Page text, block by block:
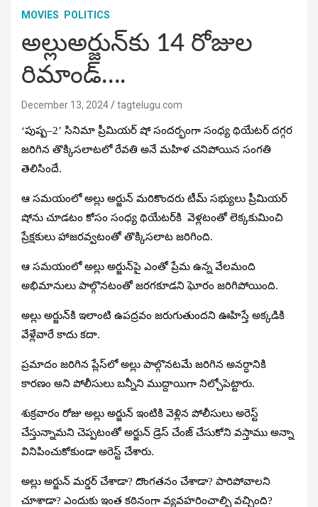
MOVIES POLITICS
అల్లుఅర్జున్‌కు 14 రోజుల
రిమాండ్‌….
December 13, 2024 tagtelugu.com
‘పుష్ప–2’ సినిమా ప్రీమియర్‌ షో సందర్భంగా సంధ్య థియేటర్‌ దగ్గర
జరిగిన తొక్కిసలాటలో రేవతి అనే మహిళ చనిపోయిన సంగతి
తెలిసిందే.
ఆ సమయంలో అల్లు అర్జున్‌ మరికొందరు టీమ్‌ సభ్యులు ప్రీమియర్‌
షోను చూడటం కోసం సంధ్య థియేటర్‌కి వెళ్లటంతో లెక్కకుమించి
ప్రేక్షకులు హాజరవ్వటంతో తొక్కిసలాట జరిగింది.
ఆ సమయంలో అల్లు అర్జున్‌పై ఎంతో ప్రేమ ఉన్న వేలమంది
అభిమానులు పాల్గొనటంతో జరగకూడని ఘోరం జరిగిపోయింది.
అల్లు అర్జున్‌కి ఇలాంటి ఉపద్రవం జరుగుతుందని ఊహిస్తే అక్కడికి
వేళ్లేవారే కాదు కదా.
ప్రమాదం జరిగిన ప్లేస్‌లో అల్లు పాల్గొనటమే జరిగిన అనర్ధానికి
కారణం అని పోలీసులు బన్నీని ముద్దాయిగా నిల్చోపెట్టారు.
శుక్రవారం రోజు అల్లు అర్జున్‌ ఇంటికి వెళ్లిన పోలీసులు అరెస్ట్‌
చేస్తున్నామని చెప్పటంతో అర్జున్‌ డ్రెస్‌ చేంజ్‌ చేసుకోని వస్తాము అన్నా
వినిపించుకోకుండా అరెస్ట్‌ చేశారు.
అల్లు అర్జున్‌ మర్డర్‌ చేశాడా? దొంగతనం చేశాడా? పారిపోవాలని
చూశాడా? ఎందుకు ఇంత కఠినంగా వ్యవహరించాల్సి వచ్చింది?